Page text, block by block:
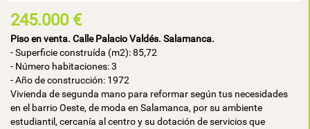
245.000 €
Piso en venta. Calle Palacio Valdés. Salamanca.
- Superficie construída (m2): 85,72
- Número habitaciones: 3
- Año de construcción: 1972
Vivienda de segunda mano para reformar según tus necesidades
en el barrio Oeste, de moda en Salamanca, por su ambiente
estudiantil, cercanía al centro y su dotación de servicios que